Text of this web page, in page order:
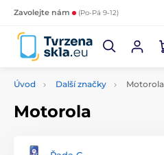
Zavolejte nám (Po-Pá 9-12)
Úvod Další značky Motorola
Motorola